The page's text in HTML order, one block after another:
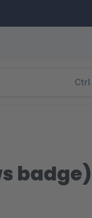
Ctrl
badge)